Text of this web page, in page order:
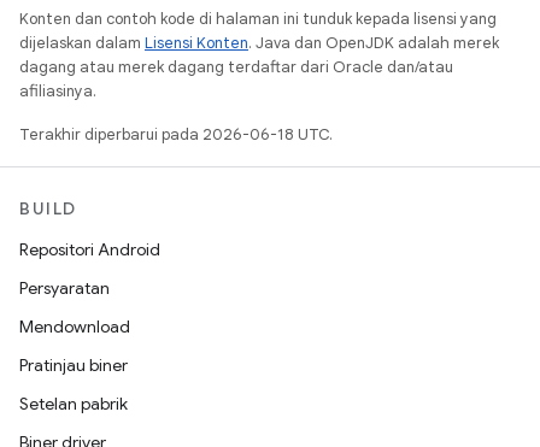
Konten dan contoh kode di halaman ini tunduk kepada lisensi yang
dijelaskan dalam Lisensi Konten. Java dan OpenJDK adalah merek
dagang atau merek dagang terdaftar dari Oracle dan/atau
afiliasinya.
Terakhir diperbarui pada 2026-06-18 UTC.
BUILD
Repositori Android
Persyaratan
Mendownload
Pratinjau biner
Setelan pabrik
Biner driver